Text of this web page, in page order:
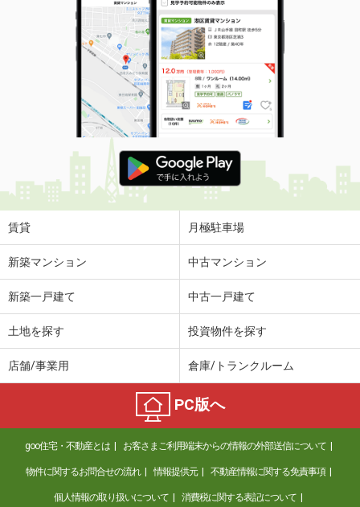
賃貸 月極駐車場
新築マンション 中古マンション
新築一戸建て 中古一戸建て
土地を探す 投資物件を探す
店舗/事業用 倉庫/トランクルーム
PC版へ
goo住宅・不動産とは お客さまご利用端末からの情報の外部送信について
物件に関するお問合せの流れ 情報提供元 不動産情報に関する免責事項
個人情報の取り扱いについて 消費税に関する表記について